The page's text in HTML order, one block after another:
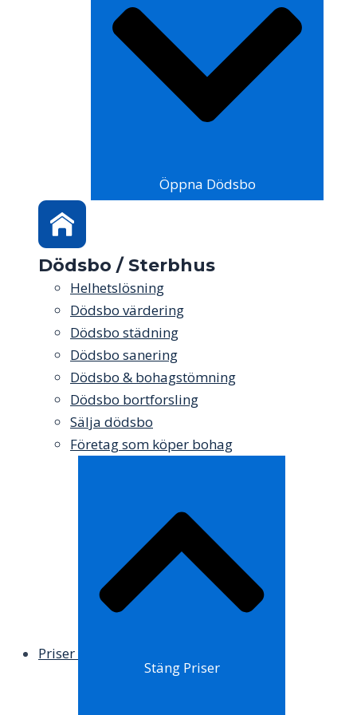
Öppna Dödsbo
Dödsbo / Sterbhus
Helhetslösning
Dödsbo värdering
Dödsbo städning
Dödsbo sanering
Dödsbo & bohagstömning
Dödsbo bortforsling
Sälja dödsbo
Företag som köper bohag
Priser
Stäng Priser